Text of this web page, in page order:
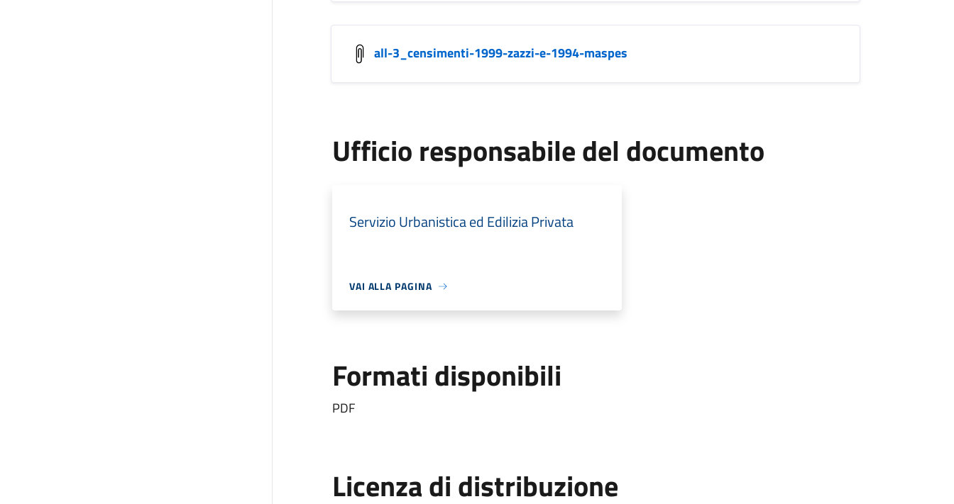
all-3_censimenti-1999-zazzi-e-1994-maspes
Ufficio responsabile del documento
Servizio Urbanistica ed Edilizia Privata
VAI ALLA PAGINA
Formati disponibili
PDF
Licenza di distribuzione